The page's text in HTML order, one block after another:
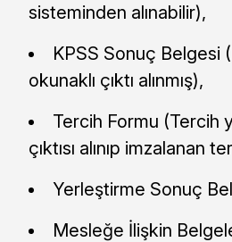
sisteminden alınabilir),
KPSS Sonuç Belgesi
okunaklı çıktı alınmış),
Tercih Formu (Tercih
çıktısı alınıp imzalanan
Yerleştirme Sonuç
Mesleğe İlişkin